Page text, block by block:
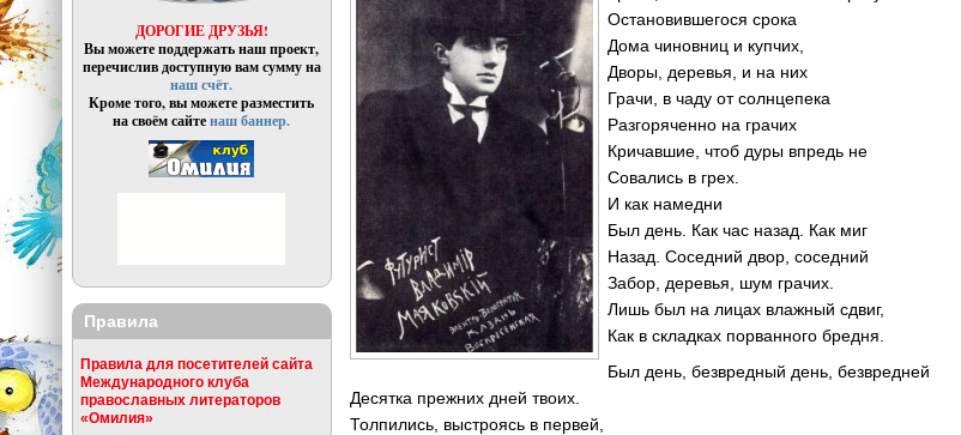
Остановившегося срока
Дома чиновниц и купчих,
Дворы, деревья, и на них
Грачи, в чаду от солнцепека
Разгоряченно на грачих
Кричавшие, чтоб дуры впредь не
Совались в грех.
И как намедни
Был день. Как час назад. Как миг
Назад. Соседний двор, соседний
Забор, деревья, шум грачих.
Лишь был на лицах влажный сдвиг,
Как в складках порванного бредня.
Был день, безвредный день, безвредней
Десятка прежних дней твоих.
Толпились, выстроясь в первей,
ДОРОГИЕ ДРУЗЬЯ!
Вы можете поддержать наш проект,
перечислив доступную вам сумму на
наш счёт.
Кроме того, вы можете разместить
на своём сайтенаш баннер.
Правила
Правила для посетителей сайта
Международного клуба
православных литераторов
«Омилия»